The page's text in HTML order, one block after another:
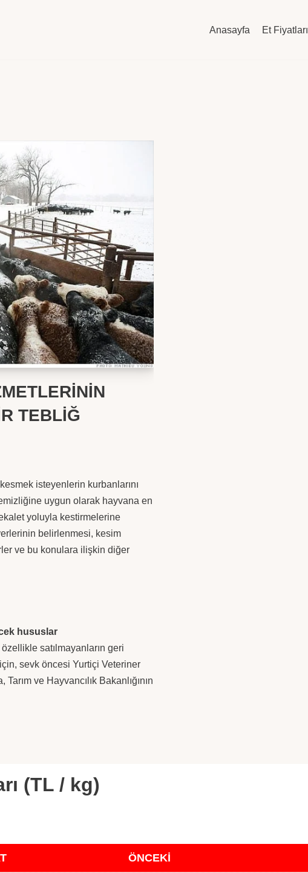
Anasayfa Et Fiyatları
TEBLİĞ
isteyenlerin kurbanlarını
uygun olarak hayvana en
yoluyla kestirmelerine
belirlenmesi, kesim
ve bu konulara ilişkin diğer
hususlar
satılmayanların geri
sevk öncesi Yurtiçi Veteriner
ve Hayvancılık Bakanlığının
(TL / kg)
ÖNCEKİ